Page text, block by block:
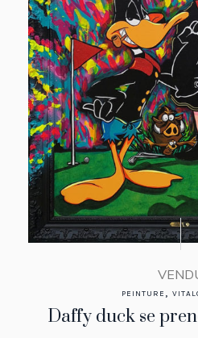
PEINTURE ,
Daffy duck se